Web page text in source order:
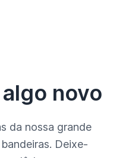
novo
da nossa grande
Deixe-